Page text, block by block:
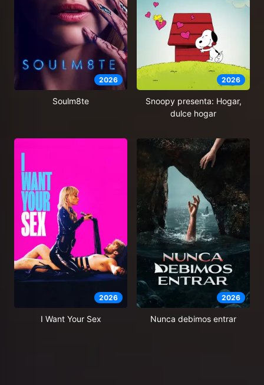
2026
Soulm8te
2026
Snoopy presenta: Hogar,
dulce hogar
2026
I Want Your Sex
2026
Nunca debimos entrar